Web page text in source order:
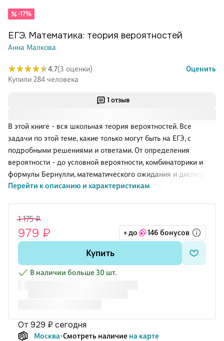
1 отзыв
В этой книге - вся школьная теория вероятностей. Все
задачи по этой теме, какие только могут быть на ЕГЭ, с
подробными решениями и ответами. От определения
вероятности - до условной вероятности, комбинаторики и
формулы Бернулли, математического ожидания и дисперсии.
Книга написана просто и понятно. Учителя найдут в ней
авторские задачи Анны Малковой. С них начинается каждая
глава, а затем автор переходит к стандартным заданиям
ФИПИ и разбирает все прототипы ЕГЭ. Специально для этой
книги собрана "Золотая коллекция" - подборка самых
интересных и неожиданных задач. Они помогут вам лу
Перейти к описанию и характеристикам
-17%
ЕГЭ. Математика: теория вероятностей
Анна Малкова
4.7(3 оценки)
Оценить
Купили 284 человека
1 175 ₽
979 ₽ + до 146 бонусов
Купить
В наличии больше 30 шт.
от 929 ₽ сегодня
Москва Смотреть наличие на карте